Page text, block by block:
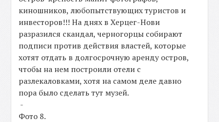
киношников, любопытствующих туристов и
инвесторов!!! На днях в Херцег-Нови
разразился скандал, черногорцы собирают
подписи против действия властей, которые
хотят отдать в долгосрочную аренду остров,
чтобы на нем построили отели с
разлекаловками, хотя на самом деле давно
пора было сделать тут музей.
-
Фото 8.